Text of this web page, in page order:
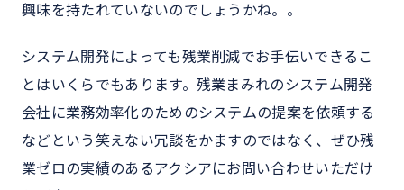
興味を持たれていないのでしょうかね。。
システム開発によっても残業削減でお手伝いできるこ
とはいくらでもあります。残業まみれのシステム開発
会社に業務効率化のためのシステムの提案を依頼する
などという笑えない冗談をかますのではなく、ぜひ残
業ゼロの実績のあるアクシアにお問い合わせいただけ